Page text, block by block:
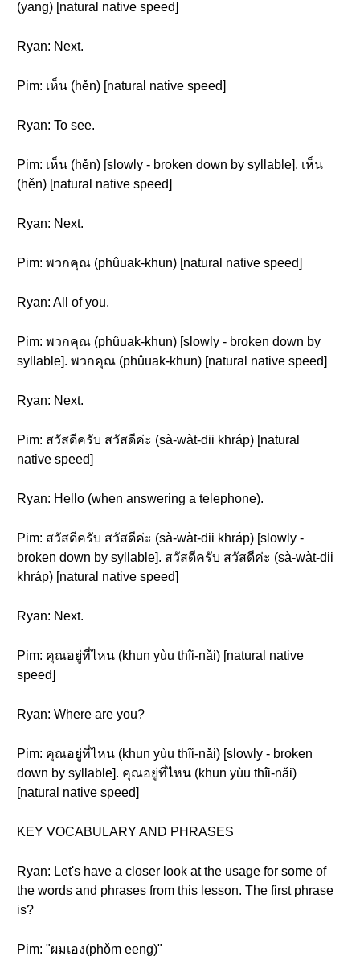
(yang) [natural native speed]
Ryan: Next.
Pim: เห็น (hěn) [natural native speed]
Ryan: To see.
Pim: เห็น (hěn) [slowly - broken down by syllable]. เห็น
(hěn) [natural native speed]
Ryan: Next.
Pim: พวกคุณ (phûuak-khun) [natural native speed]
Ryan: All of you.
Pim: พวกคุณ (phûuak-khun) [slowly - broken down by
syllable]. พวกคุณ (phûuak-khun) [natural native speed]
Ryan: Next.
Pim: สวัสดีครับ สวัสดีค่ะ (sà-wàt-dii khráp) [natural
native speed]
Ryan: Hello (when answering a telephone).
Pim: สวัสดีครับ สวัสดีค่ะ (sà-wàt-dii khráp) [slowly -
broken down by syllable]. สวัสดีครับ สวัสดีค่ะ (sà-wàt-dii
khráp) [natural native speed]
Ryan: Next.
Pim: คุณอยู่ที่ไหน (khun yùu thîi-nǎi) [natural native
speed]
Ryan: Where are you?
Pim: คุณอยู่ที่ไหน (khun yùu thîi-nǎi) [slowly - broken
down by syllable]. คุณอยู่ที่ไหน (khun yùu thîi-nǎi)
[natural native speed]
KEY VOCABULARY AND PHRASES
Ryan: Let's have a closer look at the usage for some of
the words and phrases from this lesson. The first phrase
is?
Pim: "ผมเอง(phǒm eeng)"